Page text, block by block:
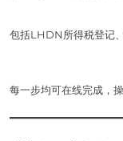
包括LHDN所得税登记
每一步均可在线完成，